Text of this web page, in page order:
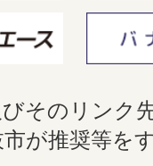
そのリンク
が推奨等を